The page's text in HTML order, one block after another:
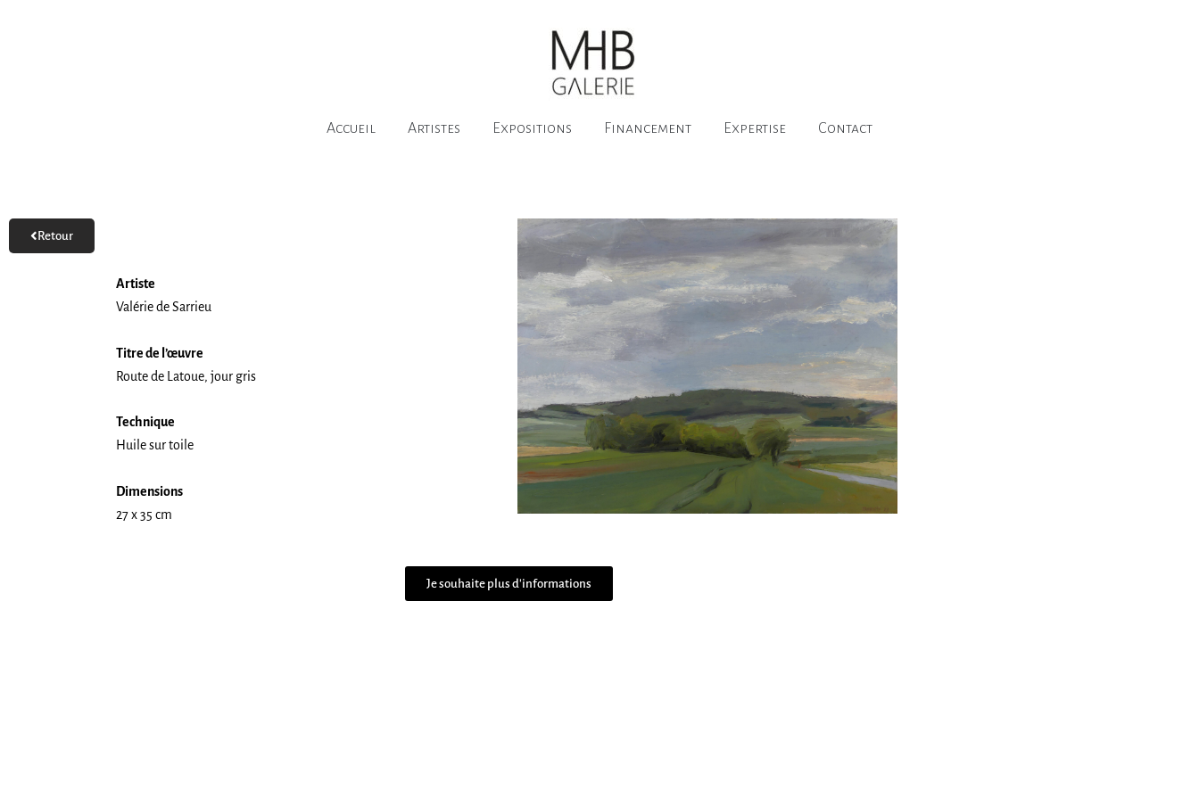
Accueil Artistes Expositions Financement Expertise Contact
Retour
Artiste
Valérie de Sarrieu
Titre de l’œuvre
Route de Latoue, jour gris
Technique
Huile sur toile
Dimensions
27 x 35 cm
Je souhaite plus d'informations